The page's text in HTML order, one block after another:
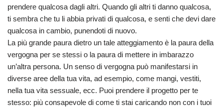
prendere qualcosa dagli altri. Quando gli altri ti danno qualcosa,
ti sembra che tu li abbia privati ​​di qualcosa, e senti che devi dare
qualcosa in cambio, punendoti di nuovo.
La più grande paura dietro un tale atteggiamento è la paura della
vergogna per se stessi o la paura di mettere in imbarazzo
un’altra persona. Un senso di vergogna può manifestarsi in
diverse aree della tua vita, ad esempio, come mangi, vestiti,
nella tua vita sessuale, ecc. Puoi prendere il progetto per te
stesso: più consapevole di come ti stai caricando non con i tuoi